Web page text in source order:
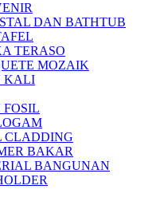
DAN BATHTUB
TERASO
MOZAIK
KALI
FOSIL
CLADDING
BAKAR
BANGUNAN